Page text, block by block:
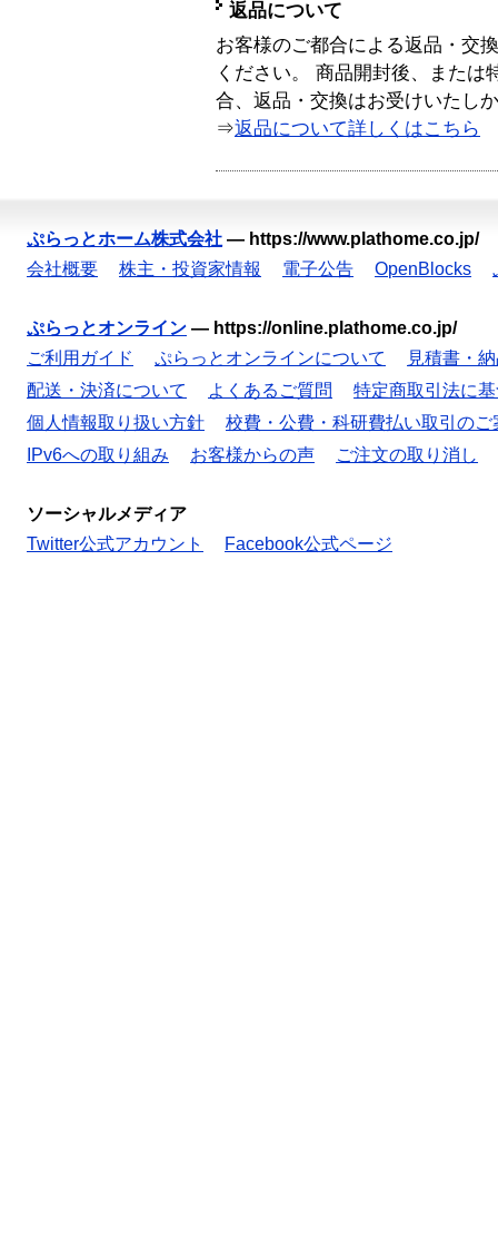
返品について
お客様のご都合による返品・交
ください。 商品開封後、または
合、返品・交換はお受けいたし
⇒返品について詳しくはこちら
ぷらっとホーム株式会社 — https://www.plathome.co.jp/
会社概要
株主・投資家情報 電子公告 OpenBlocks
ぷらっとオンライン — https://online.plathome.co.jp/
ご利用ガイド
ぷらっとオンラインについて
見積書・
配送・決済について
よくあるご質問
特定商取引法に
個人情報取り扱い方針
校費・公費・科研費払い取引のご
IPv6への取り組み
お客様からの声 ご注文の取り消し
ソーシャルメディア
Twitter公式アカウント
Facebook公式ページ